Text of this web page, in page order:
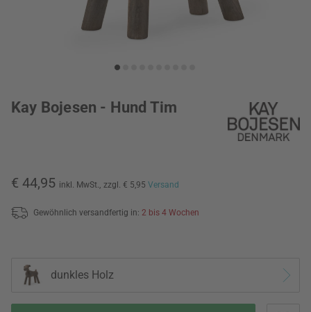
Kay Bojesen - Hund Tim
€ 44,95 inkl. MwSt., zzgl. € 5,95 Versand
Gewöhnlich versandfertig in: 2 bis 4 Wochen
dunkles Holz